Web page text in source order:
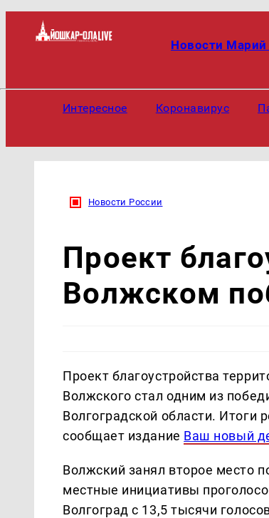
Новости Марий
Интересное Коронавирус
Новости России
Проект
Волжском
Проект благоустройства
Волжского стал одним из
Волгоградской области. Итоги
сообщает издание Ваш новый
Волжский занял второе место
местные инициативы
Волгоград с 13,5 тысячи